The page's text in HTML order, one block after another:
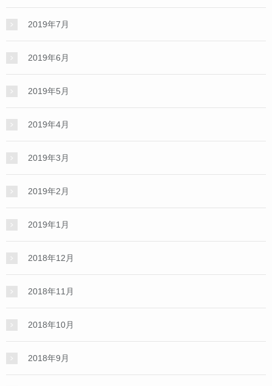
2019年7月
2019年6月
2019年5月
2019年4月
2019年3月
2019年2月
2019年1月
2018年12月
2018年11月
2018年10月
2018年9月